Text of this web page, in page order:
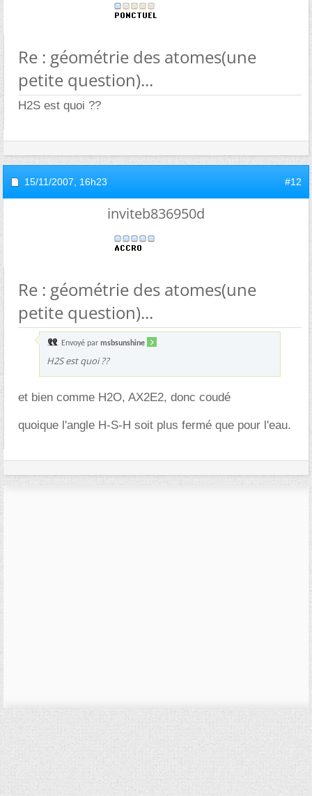
Re : géométrie des atomes(une
petite question)...
H2S est quoi ??
15/11/2007, 16h23 #12
inviteb836950d
Re : géométrie des atomes(une
petite question)...
Envoyé par msbsunshine
H2S est quoi ??
et bien comme H2O, AX2E2, donc coudé
quoique l'angle H-S-H soit plus fermé que pour l'eau.